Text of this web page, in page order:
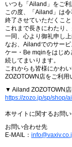
いつも「Ailand」をご
この度、「Ailand」は
終了させていただくこと
これまで長きにわたり
一同、心より御礼申し上
なお、Ailandでのサー
ケー・Be mqinをはじめ
続してまいります。
これからも皆様にかわ
ZOZOTOWN店をご利用
▼ Ailand ZOZOTOWN
https://zozo.jp/sp/shop/
本サイトに関するお問
お問い合わせ先
E-MAIL：